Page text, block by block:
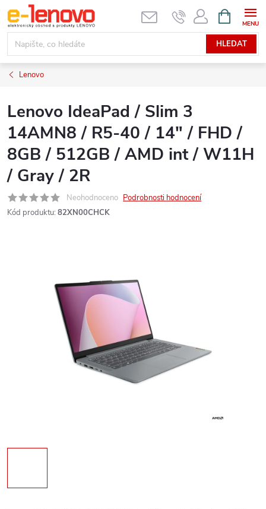
Přejít
na
obsah
HLEDAT
NÁKUPNÍ
KOŠÍK
Lenovo
Lenovo IdeaPad / Slim 3
14AMN8 / R5-40 / 14" / FHD /
8GB / 512GB / AMD int / W11H
/ Gray / 2R
Neohodnoceno Podrobnosti hodnocení
Kód produktu: 82XN00CHCK